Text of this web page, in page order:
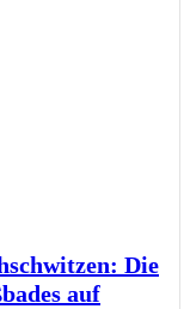
Die
auf